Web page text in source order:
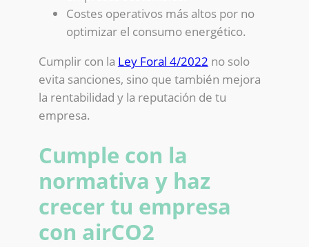
Costes operativos más altos por no
optimizar el consumo energético.
Cumplir con la Ley Foral 4/2022 no solo
evita sanciones, sino que también mejora
la rentabilidad y la reputación de tu
empresa.
Cumple con la
normativa y haz
crecer tu empresa
con airCO2